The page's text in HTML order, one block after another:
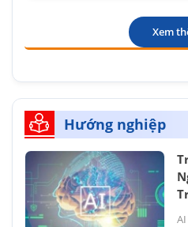
Xem
Hướng nghiệp